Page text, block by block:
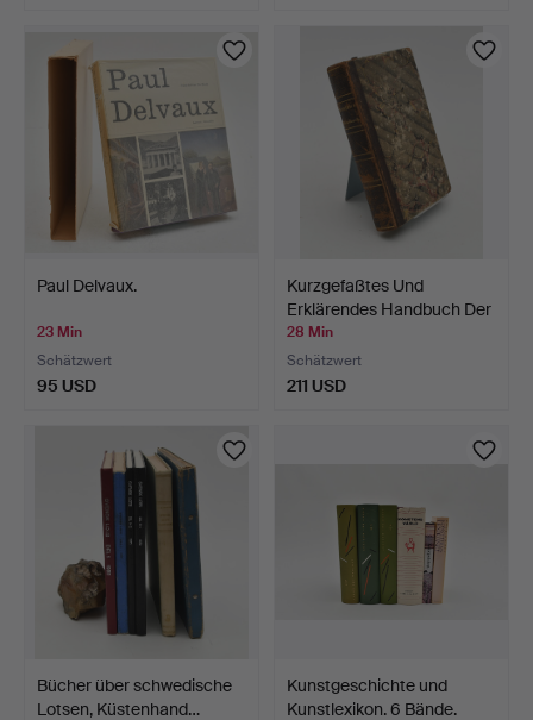
Paul Delvaux.
23 Min
Schätzwert
95 USD
Kurzgefaßtes Und
Erklärendes Handbuch Der
…
28 Min
Schätzwert
211 USD
Bücher über schwedische
Lotsen, Küstenhand…
Kunstgeschichte und
Kunstlexikon. 6 Bände.